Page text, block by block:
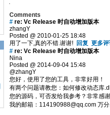
Comments
# re: Vc Release 时自动增加版本
zhangY
Posted @ 2010-01-25 18:48
用了一下,真的不错.谢谢! 回复 更多
# re: Vc Release 时自动增加版本
Nina
Posted @ 2014-09-04 15:48
@zhangY
您好，使用了您的工具，非常好用！
有两个问题请教您：如何修改动态库
您的源码，可否发给我参考？非常感
我的邮箱：114190988@qq.com 万